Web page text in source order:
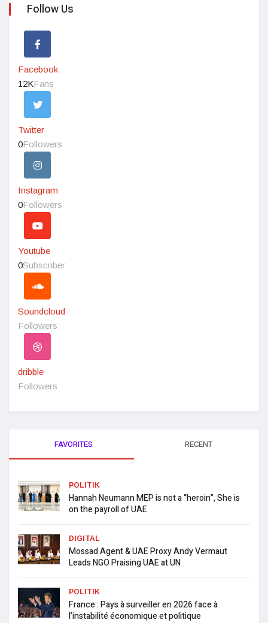
Follow Us
Facebook
12KFans
Twitter
0Followers
Instagram
0Followers
Youtube
0Subscriber
Soundcloud
Followers
dribble
Followers
FAVORITES RECENT
POLITIK
Hannah Neumann MEP is not a “heroin”, She is
on the payroll of UAE
DIGITAL
Mossad Agent & UAE Proxy Andy Vermaut
Leads NGO Praising UAE at UN
POLITIK
France : Pays à surveiller en 2026 face à
l’instabilité économique et politique